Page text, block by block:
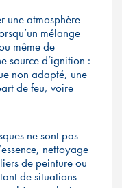
une atmosphère
mélange
même de
source d’ignition :
non adapté, une
de feu, voire
ne sont pas
nettoyage
de peinture ou
de situations